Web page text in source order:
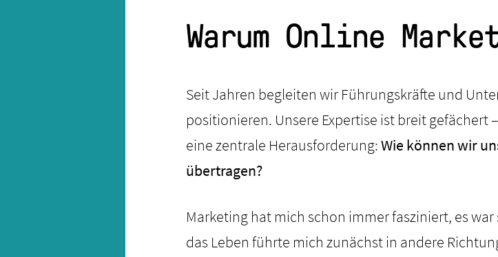
Warum Online
Seit Jahren begleiten wir Führungskräfte und
positionieren. Unsere Expertise ist breit
eine zentrale Herausforderung:Wie können wir
übertragen?
Marketing hat mich schon immer fasziniert, es
das Leben führte mich zunächst in andere